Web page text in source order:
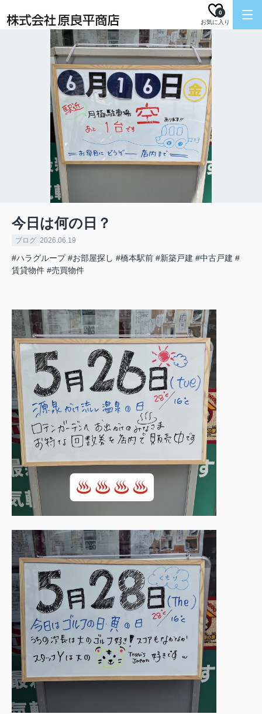
お気に入り
0
今日は何の日？
ブログ 2026.06.19
#ハラグループ #お部屋探し #橋本駅前 #新築戸建 #中古戸建 #
賃貸物件 #売買物件